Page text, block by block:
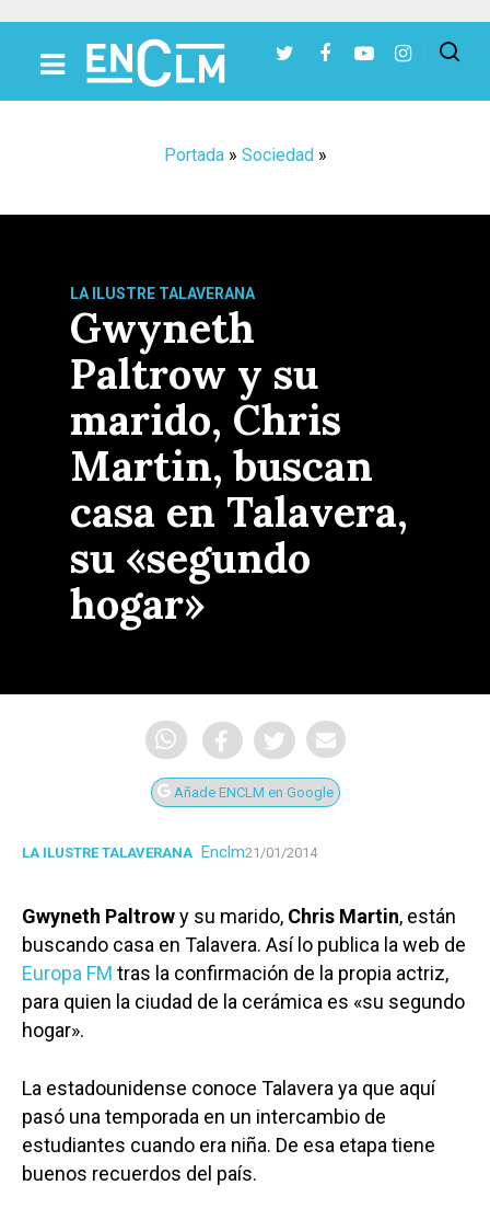
Portada» Sociedad»
LA ILUSTRE TALAVERANA
Gwyneth
Paltrow y su
marido, Chris
Martin, buscan
casa en Talavera,
su «segundo
hogar»
Añade ENCLM en Google
LA ILUSTRE TALAVERANA Enclm21/01/2014
Gwyneth Paltrowy su marido, Chris Martin, están
buscando casa en Talavera. Así lo publica la web de
Europa FM tras la confirmación de la propia actriz,
para quien la ciudad de la cerámica es «su segundo
hogar».
La estadounidense conoce Talavera ya que aquí
pasó una temporada en un intercambio de
estudiantes cuando era niña. De esa etapa tiene
buenos recuerdos del país.